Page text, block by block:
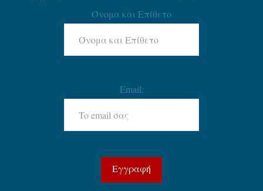
Όνομα και Επίθετο
Email: